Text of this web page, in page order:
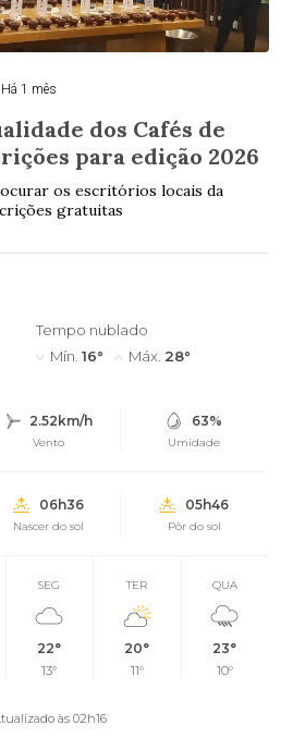
Há 1 mês
dos Cafés de
para edição 2026
os escritórios locais da
gratuitas
Tempo nublado
Mín. 16° Máx. 28°
2.52km/h
Vento
63%
Umidade
06h36
Nascer do sol
05h46
Pôr do sol
SEG
22°
13°
TER
20°
11°
QUA
23°
10°
às 02h16